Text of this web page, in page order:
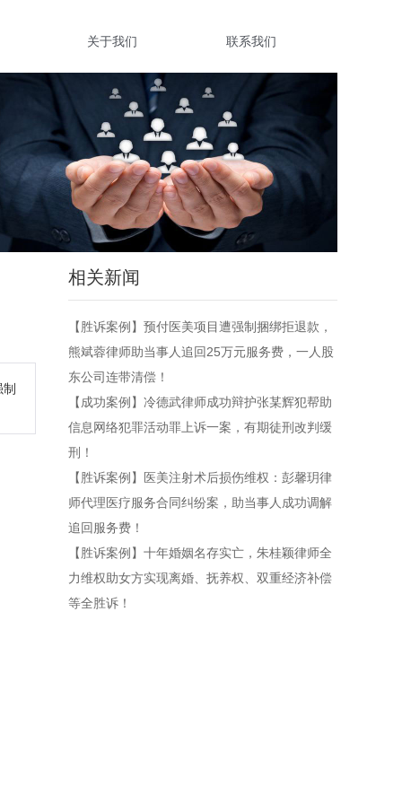
关于我们 联系我们
相关新闻
【胜诉案例】预付医美项目遭强制捆绑拒退款，
熊斌蓉律师助当事人追回25万元服务费，一人股
东公司连带清偿！
【成功案例】冷德武律师成功辩护张某辉犯帮助
信息网络犯罪活动罪上诉一案，有期徒刑改判缓
刑！
【胜诉案例】医美注射术后损伤维权：彭馨玥律
师代理医疗服务合同纠纷案，助当事人成功调解
追回服务费！
【胜诉案例】十年婚姻名存实亡，朱桂颖律师全
力维权助女方实现离婚、抚养权、双重经济补偿
等全胜诉！